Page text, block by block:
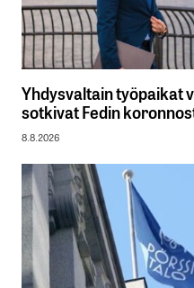
Yhdysvaltain työpaikat
sotkivat Fedin
8.8.2026